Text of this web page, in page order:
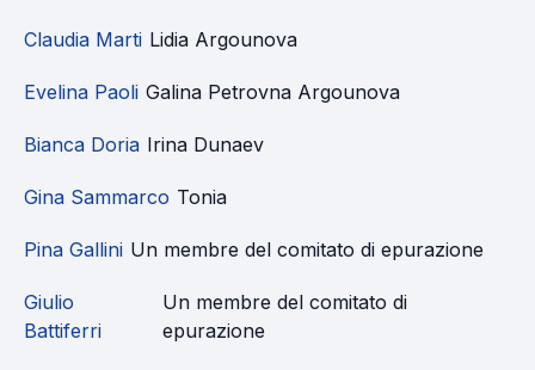
Claudia Marti Lidia Argounova
Evelina Paoli Galina Petrovna Argounova
Bianca Doria Irina Dunaev
Gina Sammarco Tonia
Pina Gallini Un membre del comitato di epurazione
Giulio
Battiferri
Un membre del comitato di
epurazione